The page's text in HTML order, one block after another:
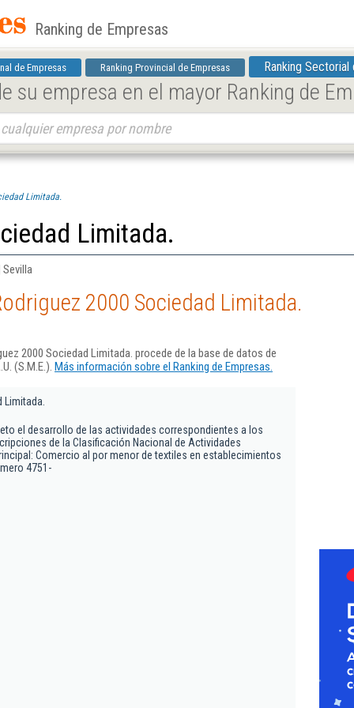
Ranking de Empresas
de Empresas Ranking Provincial de Empresas Ranking Sectorial
su empresa en el mayor Ranking de
Limitada.
Limitada.
2000 Sociedad Limitada.
2000 Sociedad Limitada. procede de la base de datos de
(S.M.E.). Más información sobre el Ranking de Empresas.
el desarrollo de las actividades correspondientes a los
de la Clasificación Nacional de Actividades
Comercio al por menor de textiles en establecimientos
4751-